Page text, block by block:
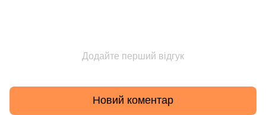
Додайте перший відгук
Новий коментар